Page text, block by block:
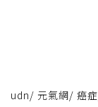
udn/ 元氣網/ 癌症